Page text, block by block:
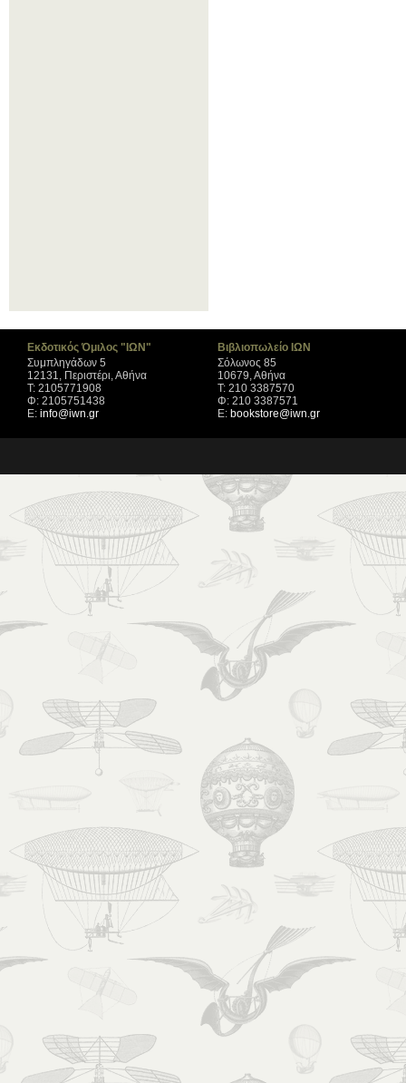
Εκδοτικός Όμιλος "ΙΩΝ"
Συμπληγάδων 5
12131, Περιστέρι, Αθήνα
Τ: 2105771908
Φ: 2105751438
Ε: info@iwn.gr
Βιβλιοπωλείο ΙΩΝ
Σόλωνος 85
10679, Αθήνα
Τ: 210 3387570
Φ: 210 3387571
Ε: bookstore@iwn.gr